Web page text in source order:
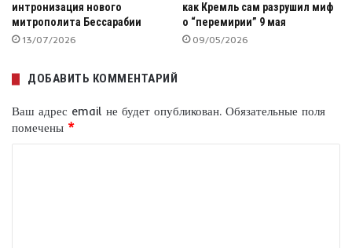
интронизация нового
митрополита Бессарабии
13/07/2026
как Кремль сам разрушил миф
о “перемирии” 9 мая
09/05/2026
ДОБАВИТЬ КОММЕНТАРИЙ
Ваш адрес email не будет опубликован. Обязательные поля
помечены *